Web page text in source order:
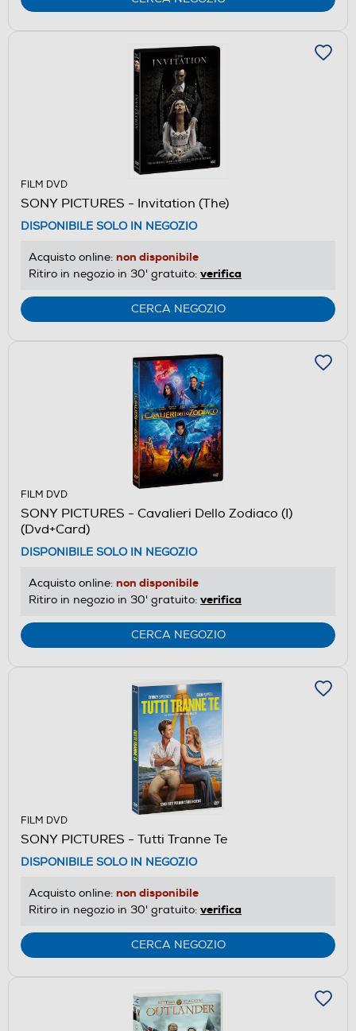
FILM DVD
SONY PICTURES - Invitation (The)
DISPONIBILE SOLO IN NEGOZIO
Acquisto online: non disponibile
Ritiro in negozio in 30' gratuito: verifica
CERCA NEGOZIO
FILM DVD
SONY PICTURES - Cavalieri Dello Zodiaco (I)
(Dvd+Card)
DISPONIBILE SOLO IN NEGOZIO
Acquisto online: non disponibile
Ritiro in negozio in 30' gratuito: verifica
CERCA NEGOZIO
FILM DVD
SONY PICTURES - Tutti Tranne Te
DISPONIBILE SOLO IN NEGOZIO
Acquisto online: non disponibile
Ritiro in negozio in 30' gratuito: verifica
CERCA NEGOZIO